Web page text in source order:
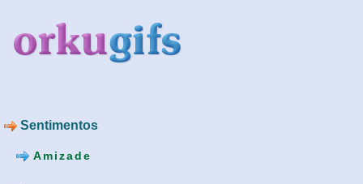
Sentimentos
Amizade